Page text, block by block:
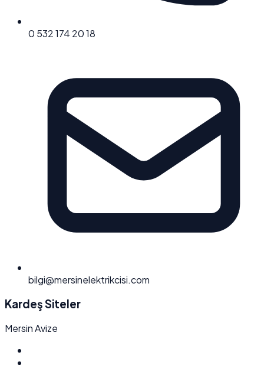
0 532 174 20 18
bilgi@mersinelektrikcisi.com
Kardeş Siteler
Mersin Avize